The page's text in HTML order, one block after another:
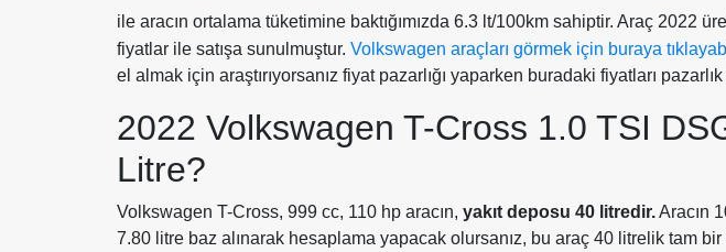
ile aracın ortalama tüketimine baktığımızda 6.3 lt/100km sahiptir. Araç 2022
fiyatlar ile satışa sunulmuştur. Volkswagen araçları görmek için buraya
el almak için araştırıyorsanız fiyat pazarlığı yaparken buradaki fiyatları
2022 Volkswagen T-Cross 1.0 TSI
Litre?
Volkswagen T-Cross, 999 cc, 110 hp aracın, yakıt deposu 40 litredir.Aracın
7.80 litre baz alınarak hesaplama yapacak olursanız, bu araç 40 litrelik tam